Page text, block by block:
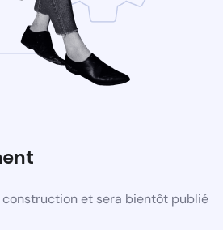
construction et sera bientôt publié